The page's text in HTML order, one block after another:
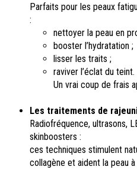
Parfaits pour les peaux
:
nettoyer la peau en
booster l’hydratation ;
lisser les traits ;
raviver l’éclat du teint.
Un vrai coup de frais
Les traitements de
Radiofréquence, ultrasons,
skinboosters :
ces techniques stimulent
collagène et aident la peau